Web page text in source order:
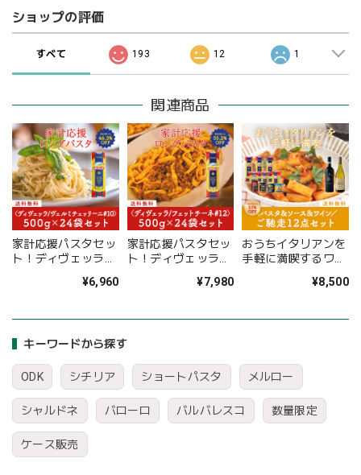
キーワードから探す
ODK シチリア ショートパスタ メルロー
シャルドネ バローロ バルバレスコ 数量限定
ケース販売
ショップの評価
すべて 193 12 1
関連商品
家計応援パスタセッ
ト！ディヴェッラ
リーニ 500g×24袋
無料〉(B612010)
¥6,960
家計応援パスタセッ
ト！ディヴェッラ
無料〉(B612011)
¥7,980
おうちイタリアンを
手軽に満喫するワイ
料〉(B612016)
¥8,500